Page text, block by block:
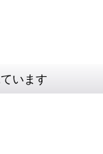
います